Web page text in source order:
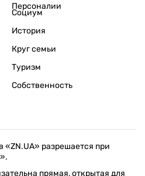
Персоналии
Социум
История
Круг семьи
Туризм
Собственность
«ZN.UA» разрешается при
прямая, открытая для